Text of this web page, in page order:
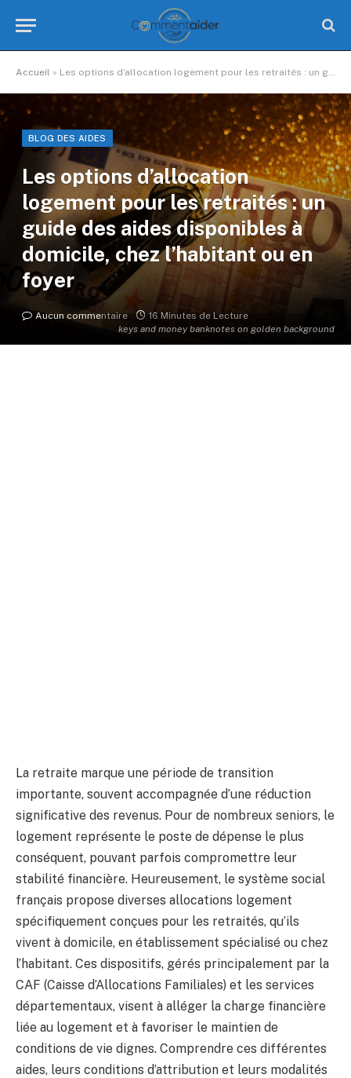
Accueil » Les options d’allocation logement pour les retraités : un guide des aides disponibles à domicile, chez l’habitant ou en foyer
keys and money banknotes on golden background
BLOG DES AIDES
Les options d’allocation
logement pour les retraités : un
guide des aides disponibles à
domicile, chez l’habitant ou en
foyer
Aucun commentaire 16 Minutes de Lecture
La retraite marque une période de transition
importante, souvent accompagnée d’une réduction
significative des revenus. Pour de nombreux seniors, le
logement représente le poste de dépense le plus
conséquent, pouvant parfois compromettre leur
stabilité financière. Heureusement, le système social
français propose diverses allocations logement
spécifiquement conçues pour les retraités, qu’ils
vivent à domicile, en établissement spécialisé ou chez
l’habitant. Ces dispositifs, gérés principalement par la
CAF (Caisse d’Allocations Familiales) et les services
départementaux, visent à alléger la charge financière
liée au logement et à favoriser le maintien de
conditions de vie dignes. Comprendre ces différentes
aides, leurs conditions d’attribution et leurs modalités